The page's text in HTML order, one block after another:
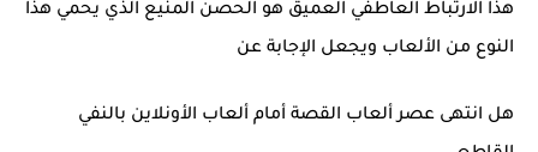
هذا الارتباط العاطفي العميق هو الحصن المنيع الذي يحمي هذا
النوع من الألعاب ويجعل الإجابة عن
هل انتهى عصر ألعاب القصة أمام ألعاب الأونلاين بالنفي